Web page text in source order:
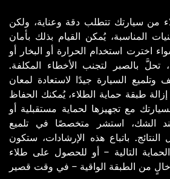
من سيارتك تتطلب دقة وعناية، ولكن
المناسبة، يُمكن القيام بذلك بأمان
اخترت استخدام الحرارة أو البخار أو
تحلَّ بالصبر لتجنب الأخطاء المكلفة.
السيارة جيدًا لاستعادة لمعان
طبقة حماية الطلاء، يُمكنك الحفاظ
مع تجهيزها لحماية مستقبلية أو
الشك، استشر متخصصًا في تلميع
باتباع هذه الإرشادات، ستكون
التالية - أو للحصول على طلاء